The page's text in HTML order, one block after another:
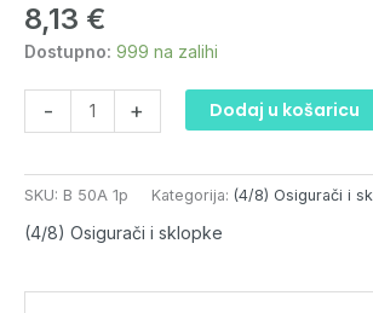
8,13 €
Dostupno: 999 na zalihi
-
6
količina
+ Dodaj u košaricu
SKU: B 50A 1p Kategorija: (4/8) Osigurači i
(4/8) Osigurači i sklopke